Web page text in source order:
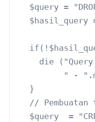
$query =
$hasil_query
die
" -
  }
// Pembuatan
$query  =